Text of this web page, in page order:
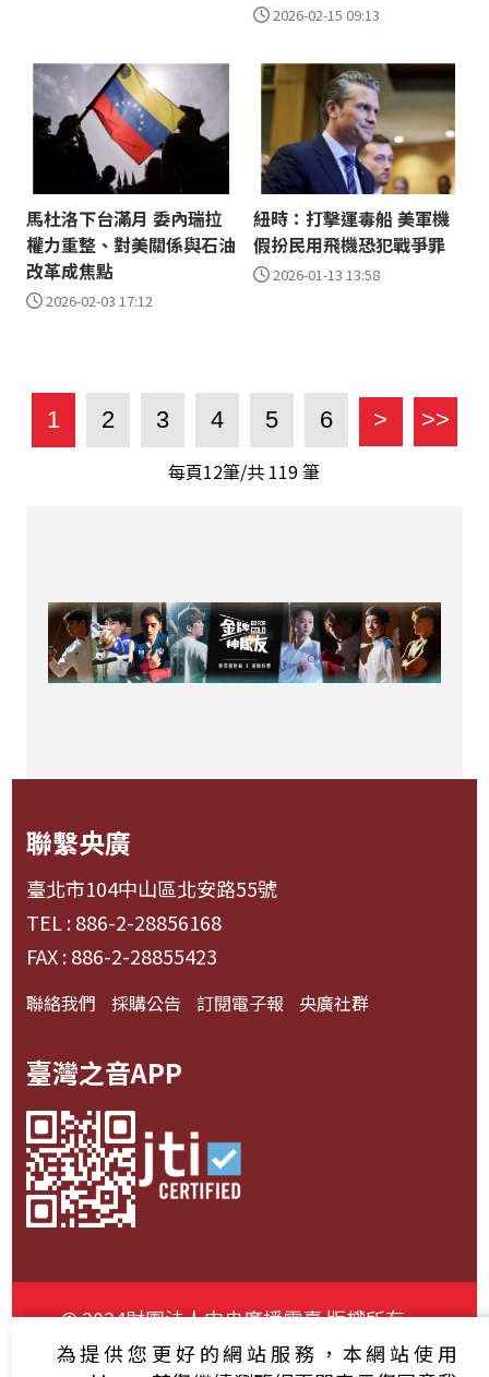
2026-02-15 09:13
馬杜洛下台滿月 委內瑞拉
權力重整、對美關係與石油
改革成焦點
2026-02-03 17:12
紐時：打擊運毒船 美軍機
假扮民用飛機恐犯戰爭罪
2026-01-13 13:58
1 2 3 4 5 6 > >>
每頁12筆/共 119筆
聯繫央廣
臺北市104中山區北安路55號
TEL : 886-2-28856168
FAX : 886-2-28855423
聯絡我們 採購公告 訂閱電子報 央廣社群
臺灣之音APP
© 2024財團法人中央廣播電臺 版權所有
資通安全政策聲明
服務條款 隱私權條款
為提供您更好的網站服務，本網站使用